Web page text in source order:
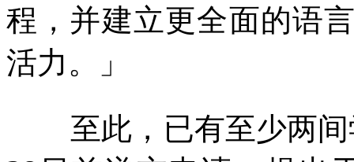
程，并建立更全面的语
活力。」
至此，已有至少两